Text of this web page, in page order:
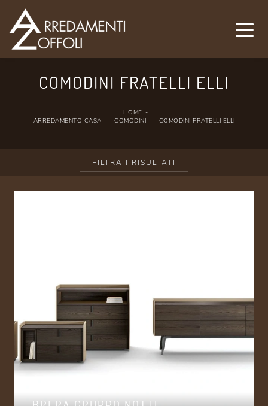
COMODINI FRATELLI ELLI
HOME -
ARREDAMENTO CASA
- COMODINI - COMODINI FRATELLI ELLI
FILTRA I RISULTATI